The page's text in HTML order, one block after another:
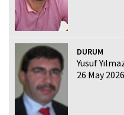
DURUM
Yusuf
26 May 2026